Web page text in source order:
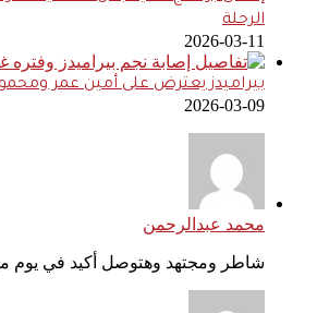
الرحلة
2026-03-11
بيراميدز يعترض على أمين عمر
2026-03-09
محمد عبدالرحمن
شاطر ومجتهد وهتوصل أكيد في يوم من